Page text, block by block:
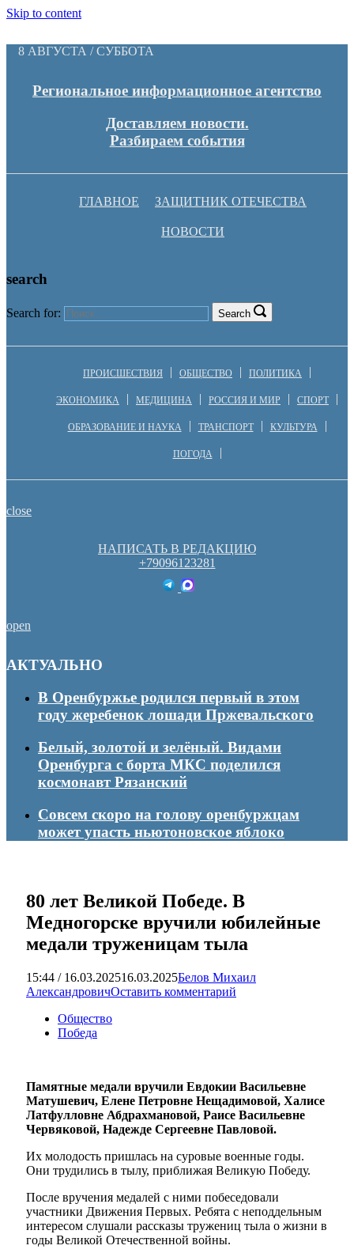
Skip to content
8 АВГУСТА / СУББОТА
Региональное информационное агентство
Доставляем новости.
Разбираем события
ГЛАВНОЕ ЗАЩИТНИК ОТЕЧЕСТВА
НОВОСТИ
search
Search for: Search
ПРОИСШЕСТВИЯ ОБЩЕСТВО ПОЛИТИКА
ЭКОНОМИКА МЕДИЦИНА РОССИЯ И МИР СПОРТ
ОБРАЗОВАНИЕ И НАУКА ТРАНСПОРТ КУЛЬТУРА
ПОГОДА
close
НАПИСАТЬ В РЕДАКЦИЮ
+79096123281
open
АКТУАЛЬНО
В Оренбуржье родился первый в этом
году жеребенок лошади Пржевальского
Белый, золотой и зелёный. Видами
Оренбурга с борта МКС поделился
космонавт Рязанский
Совсем скоро на голову оренбуржцам
может упасть ньютоновское яблоко
80 лет Великой Победе. В
Медногорске вручили юбилейные
медали труженицам тыла
15:44 / 16.03.202516.03.2025Белов Михаил
АлександровичОставить комментарий
Общество
Победа
Памятные медали вручили Евдокии Васильевне
Матушевич, Елене Петровне Нещадимовой, Халисе
Латфулловне Абдрахмановой, Раисе Васильевне
Червяковой, Надежде Сергеевне Павловой.
Их молодость пришлась на суровые военные годы.
Они трудились в тылу, приближая Великую Победу.
После вручения медалей с ними побеседовали
участники Движения Первых. Ребята с неподдельным
интересом слушали рассказы тружениц тыла о жизни в
годы Великой Отечественной войны.